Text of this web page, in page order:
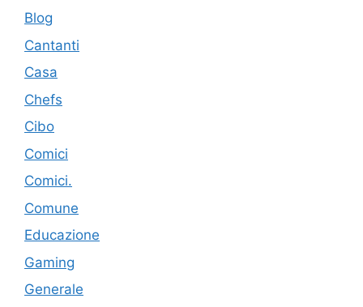
Blog
Cantanti
Casa
Chefs
Cibo
Comici
Comici.
Comune
Educazione
Gaming
Generale